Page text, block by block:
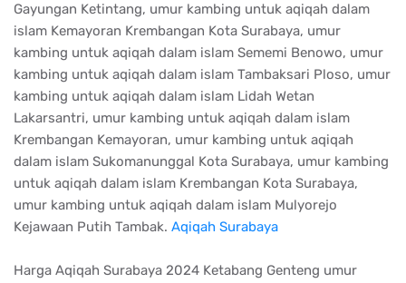
Gayungan Ketintang, umur kambing untuk aqiqah dalam
islam Kemayoran Krembangan Kota Surabaya, umur
kambing untuk aqiqah dalam islam Sememi Benowo, umur
kambing untuk aqiqah dalam islam Tambaksari Ploso, umur
kambing untuk aqiqah dalam islam Lidah Wetan
Lakarsantri, umur kambing untuk aqiqah dalam islam
Krembangan Kemayoran, umur kambing untuk aqiqah
dalam islam Sukomanunggal Kota Surabaya, umur kambing
untuk aqiqah dalam islam Krembangan Kota Surabaya,
umur kambing untuk aqiqah dalam islam Mulyorejo
Kejawaan Putih Tambak. Aqiqah Surabaya
Harga Aqiqah Surabaya 2024 Ketabang Genteng umur